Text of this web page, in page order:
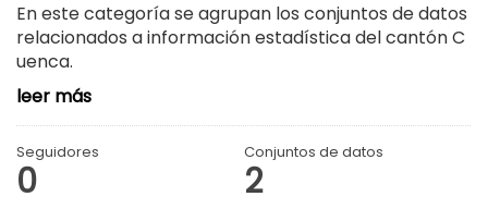
En este categoría se agrupan los conjuntos de datos
relacionados a información estadística del cantón C
uenca.
leer más
Seguidores
0
Conjuntos de datos
2